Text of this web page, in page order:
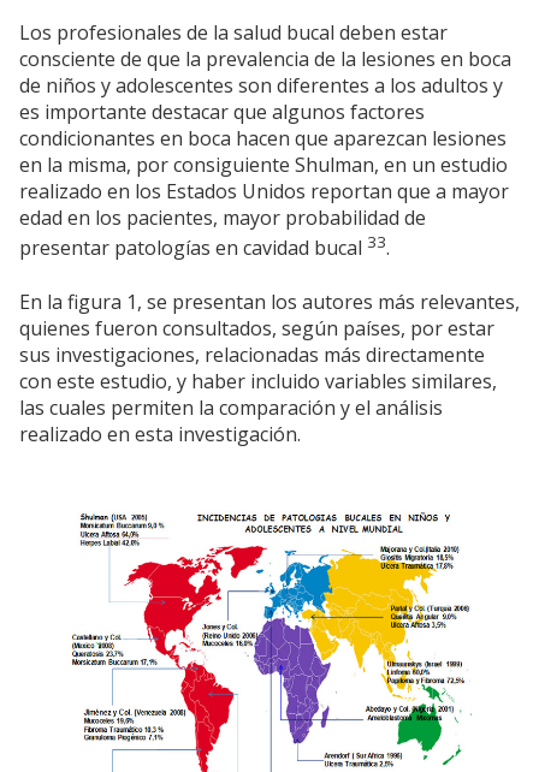
Los profesionales de la salud bucal deben estar
consciente de que la prevalencia de la lesiones en boca
de niños y adolescentes son diferentes a los adultos y
es importante destacar que algunos factores
condicionantes en boca hacen que aparezcan lesiones
en la misma, por consiguiente Shulman, en un estudio
realizado en los Estados Unidos reportan que a mayor
edad en los pacientes, mayor probabilidad de
presentar patologías en cavidad bucal 33.
En la figura 1, se presentan los autores más relevantes,
quienes fueron consultados, según países, por estar
sus investigaciones, relacionadas más directamente
con este estudio, y haber incluido variables similares,
las cuales permiten la comparación y el análisis
realizado en esta investigación.